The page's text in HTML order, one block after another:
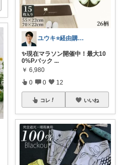
ユウキ⭐️経由購入感謝です！
✨現在マラソン開催中！最大10
0%Pバック ...
￥ 6,980
0 0 12
コレ いいね